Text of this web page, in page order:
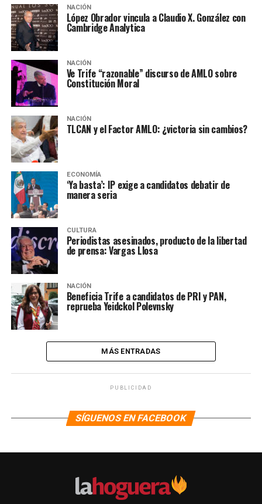
NACIÓN
López Obrador vincula a Claudio X. González con
Cambridge Analytica
NACIÓN
Ve Trife “razonable” discurso de AMLO sobre
Constitución Moral
NACIÓN
TLCAN y el Factor AMLO: ¿victoria sin cambios?
ECONOMÍA
‘Ya basta’: IP exige a candidatos debatir de
manera seria
CULTURA
Periodistas asesinados, producto de la libertad
de prensa: Vargas Llosa
NACIÓN
Beneficia Trife a candidatos de PRI y PAN,
reprueba Yeidckol Polevnsky
MÁS ENTRADAS
PUBLICIDAD
SÍGUENOS EN FACEBOOK